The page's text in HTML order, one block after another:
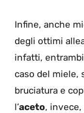
Infine, anche
degli ottimi
infatti,
caso del miele,
bruciatura e
l’aceto, invece,